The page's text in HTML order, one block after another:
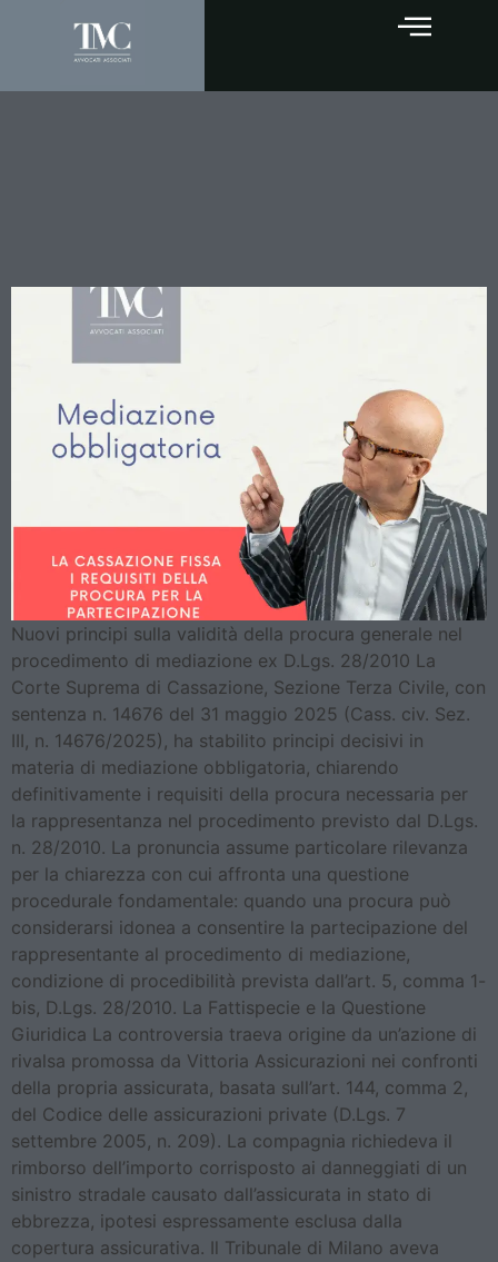
Nuovi principi sulla validità della procura generale nel
procedimento di mediazione ex D.Lgs. 28/2010 La
Corte Suprema di Cassazione, Sezione Terza Civile, con
sentenza n. 14676 del 31 maggio 2025 (Cass. civ. Sez.
III, n. 14676/2025), ha stabilito principi decisivi in
materia di mediazione obbligatoria, chiarendo
definitivamente i requisiti della procura necessaria per
la rappresentanza nel procedimento previsto dal D.Lgs.
n. 28/2010. La pronuncia assume particolare rilevanza
per la chiarezza con cui affronta una questione
procedurale fondamentale: quando una procura può
considerarsi idonea a consentire la partecipazione del
rappresentante al procedimento di mediazione,
condizione di procedibilità prevista dall’art. 5, comma 1-
bis, D.Lgs. 28/2010. La Fattispecie e la Questione
Giuridica La controversia traeva origine da un’azione di
rivalsa promossa da Vittoria Assicurazioni nei confronti
della propria assicurata, basata sull’art. 144, comma 2,
del Codice delle assicurazioni private (D.Lgs. 7
settembre 2005, n. 209). La compagnia richiedeva il
rimborso dell’importo corrisposto ai danneggiati di un
sinistro stradale causato dall’assicurata in stato di
ebbrezza, ipotesi espressamente esclusa dalla
copertura assicurativa. Il Tribunale di Milano aveva